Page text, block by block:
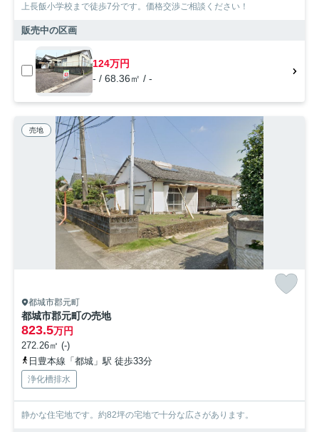
上長飯小学校まで徒歩7分です。価格交渉ご相談ください！
販売中の区画
124万円
- / 68.36㎡ / -
売地
都城市郡元町
都城市郡元町の売地
823.5万円
272.26㎡ (-)
日豊本線「都城」駅 徒歩33分
浄化槽排水
静かな住宅地です。約82坪の宅地で十分な広さがあります。